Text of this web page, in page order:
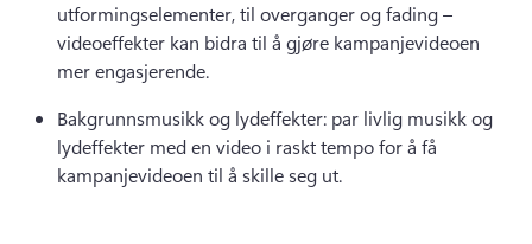
utformingselementer, til overganger og fading –
videoeffekter kan bidra til å gjøre kampanjevideoen
mer engasjerende.
Bakgrunnsmusikk og lydeffekter: par livlig musikk og
lydeffekter med en video i raskt tempo for å få
kampanjevideoen til å skille seg ut.